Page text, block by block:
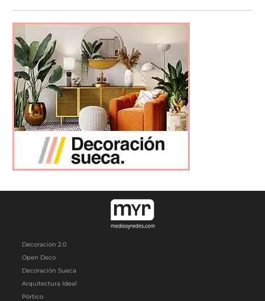
Decoracion 2.0
Open Deco
Decoración Sueca
Arquitectura Ideal
Pórtico